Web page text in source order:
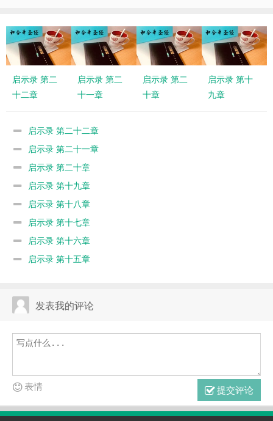
启示录 第二
十二章
启示录 第二
十一章
启示录 第二
十章
启示录 第十
九章
启示录 第二十二章
启示录 第二十一章
启示录 第二十章
启示录 第十九章
启示录 第十八章
启示录 第十七章
启示录 第十六章
启示录 第十五章
发表我的评论
提交评论
表情